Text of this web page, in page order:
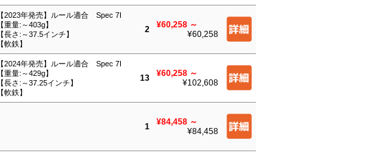
【2023年発売】ルール適合 Spec 7I
【重量:～403g】
【長さ:～37.5インチ】
【軟鉄】
2 ¥60,258 ～
¥60,258
【2024年発売】ルール適合 Spec 7I
【重量:～429g】
【長さ:～37.25インチ】
【軟鉄】
13 ¥60,258 ～
¥102,608
1 ¥84,458 ～
¥84,458